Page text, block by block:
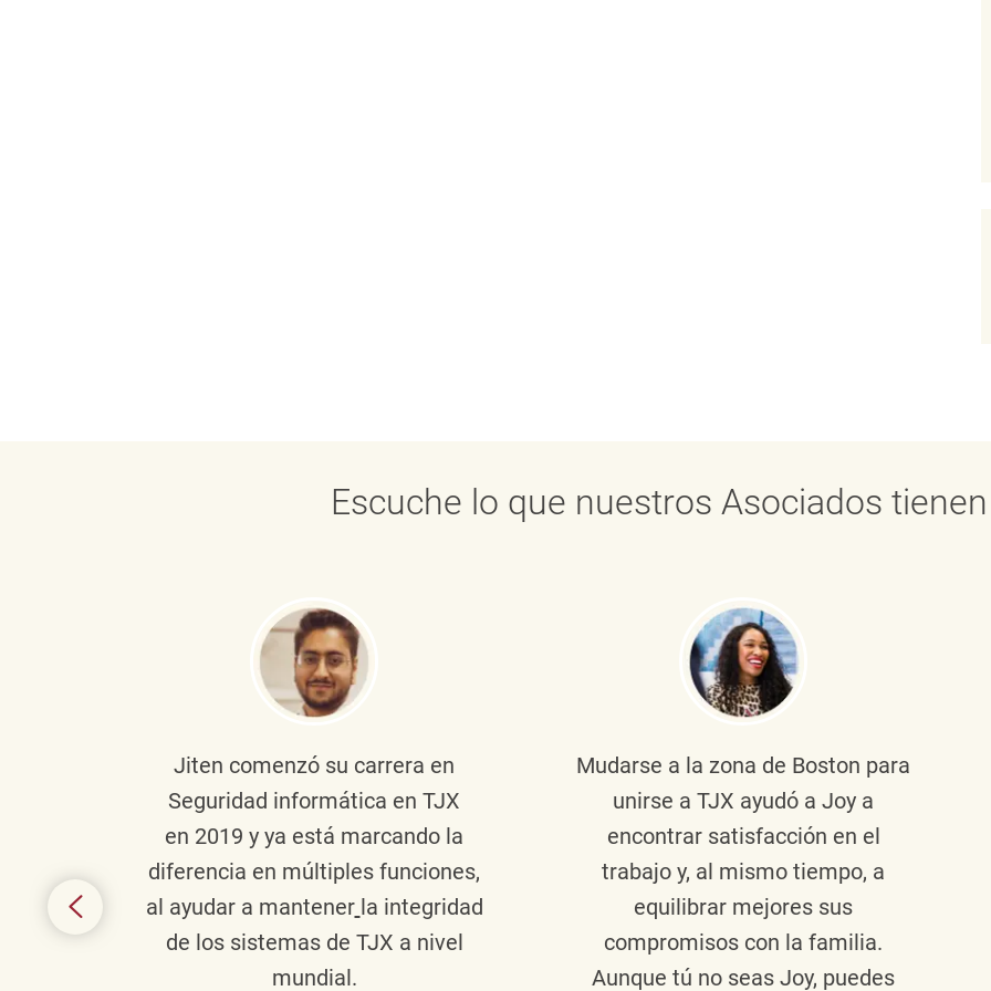
Escuche lo que nuestros Asociados
Jiten comenzó su carrera en
Seguridad informática en TJX
en 2019 y ya está marcando la
diferencia en múltiples funciones,
al ayudar a mantener la integridad
de los sistemas de TJX a nivel
mundial.
Mudarse a la zona de Boston para
unirse a TJX ayudó a Joy a
encontrar satisfacción en el
trabajo y, al mismo tiempo, a
equilibrar mejores sus
compromisos con la familia.
Aunque tú no seas Joy, puedes